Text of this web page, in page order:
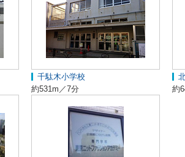
千駄木小学校
約531m／7分
約